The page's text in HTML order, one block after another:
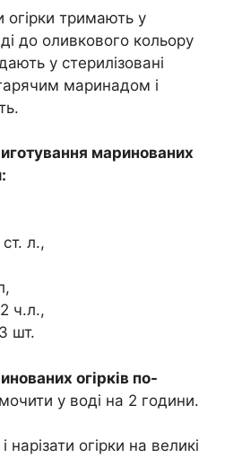
огірки тримають у
до оливкового кольору
у стерилізовані
маринадом і
маринованих
л.,
ч.л.,
шт.
огірків по-
у воді на 2 години.
нарізати огірки на великі